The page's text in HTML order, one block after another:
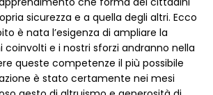
sicurezza e a quella degli altri. Ecco
è nata l’esigenza di ampliare la
coinvolti e i nostri sforzi andranno nella
queste competenze il più possibile
è stato certamente nei mesi